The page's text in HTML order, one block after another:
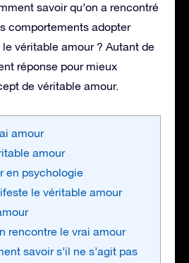
savoir qu’on a rencontré
comportements adopter
véritable amour ? Autant de
réponse pour mieux
de véritable amour.
amour
amour
en psychologie
le véritable amour
rencontre le vrai amour
savoir s’il ne s’agit pas